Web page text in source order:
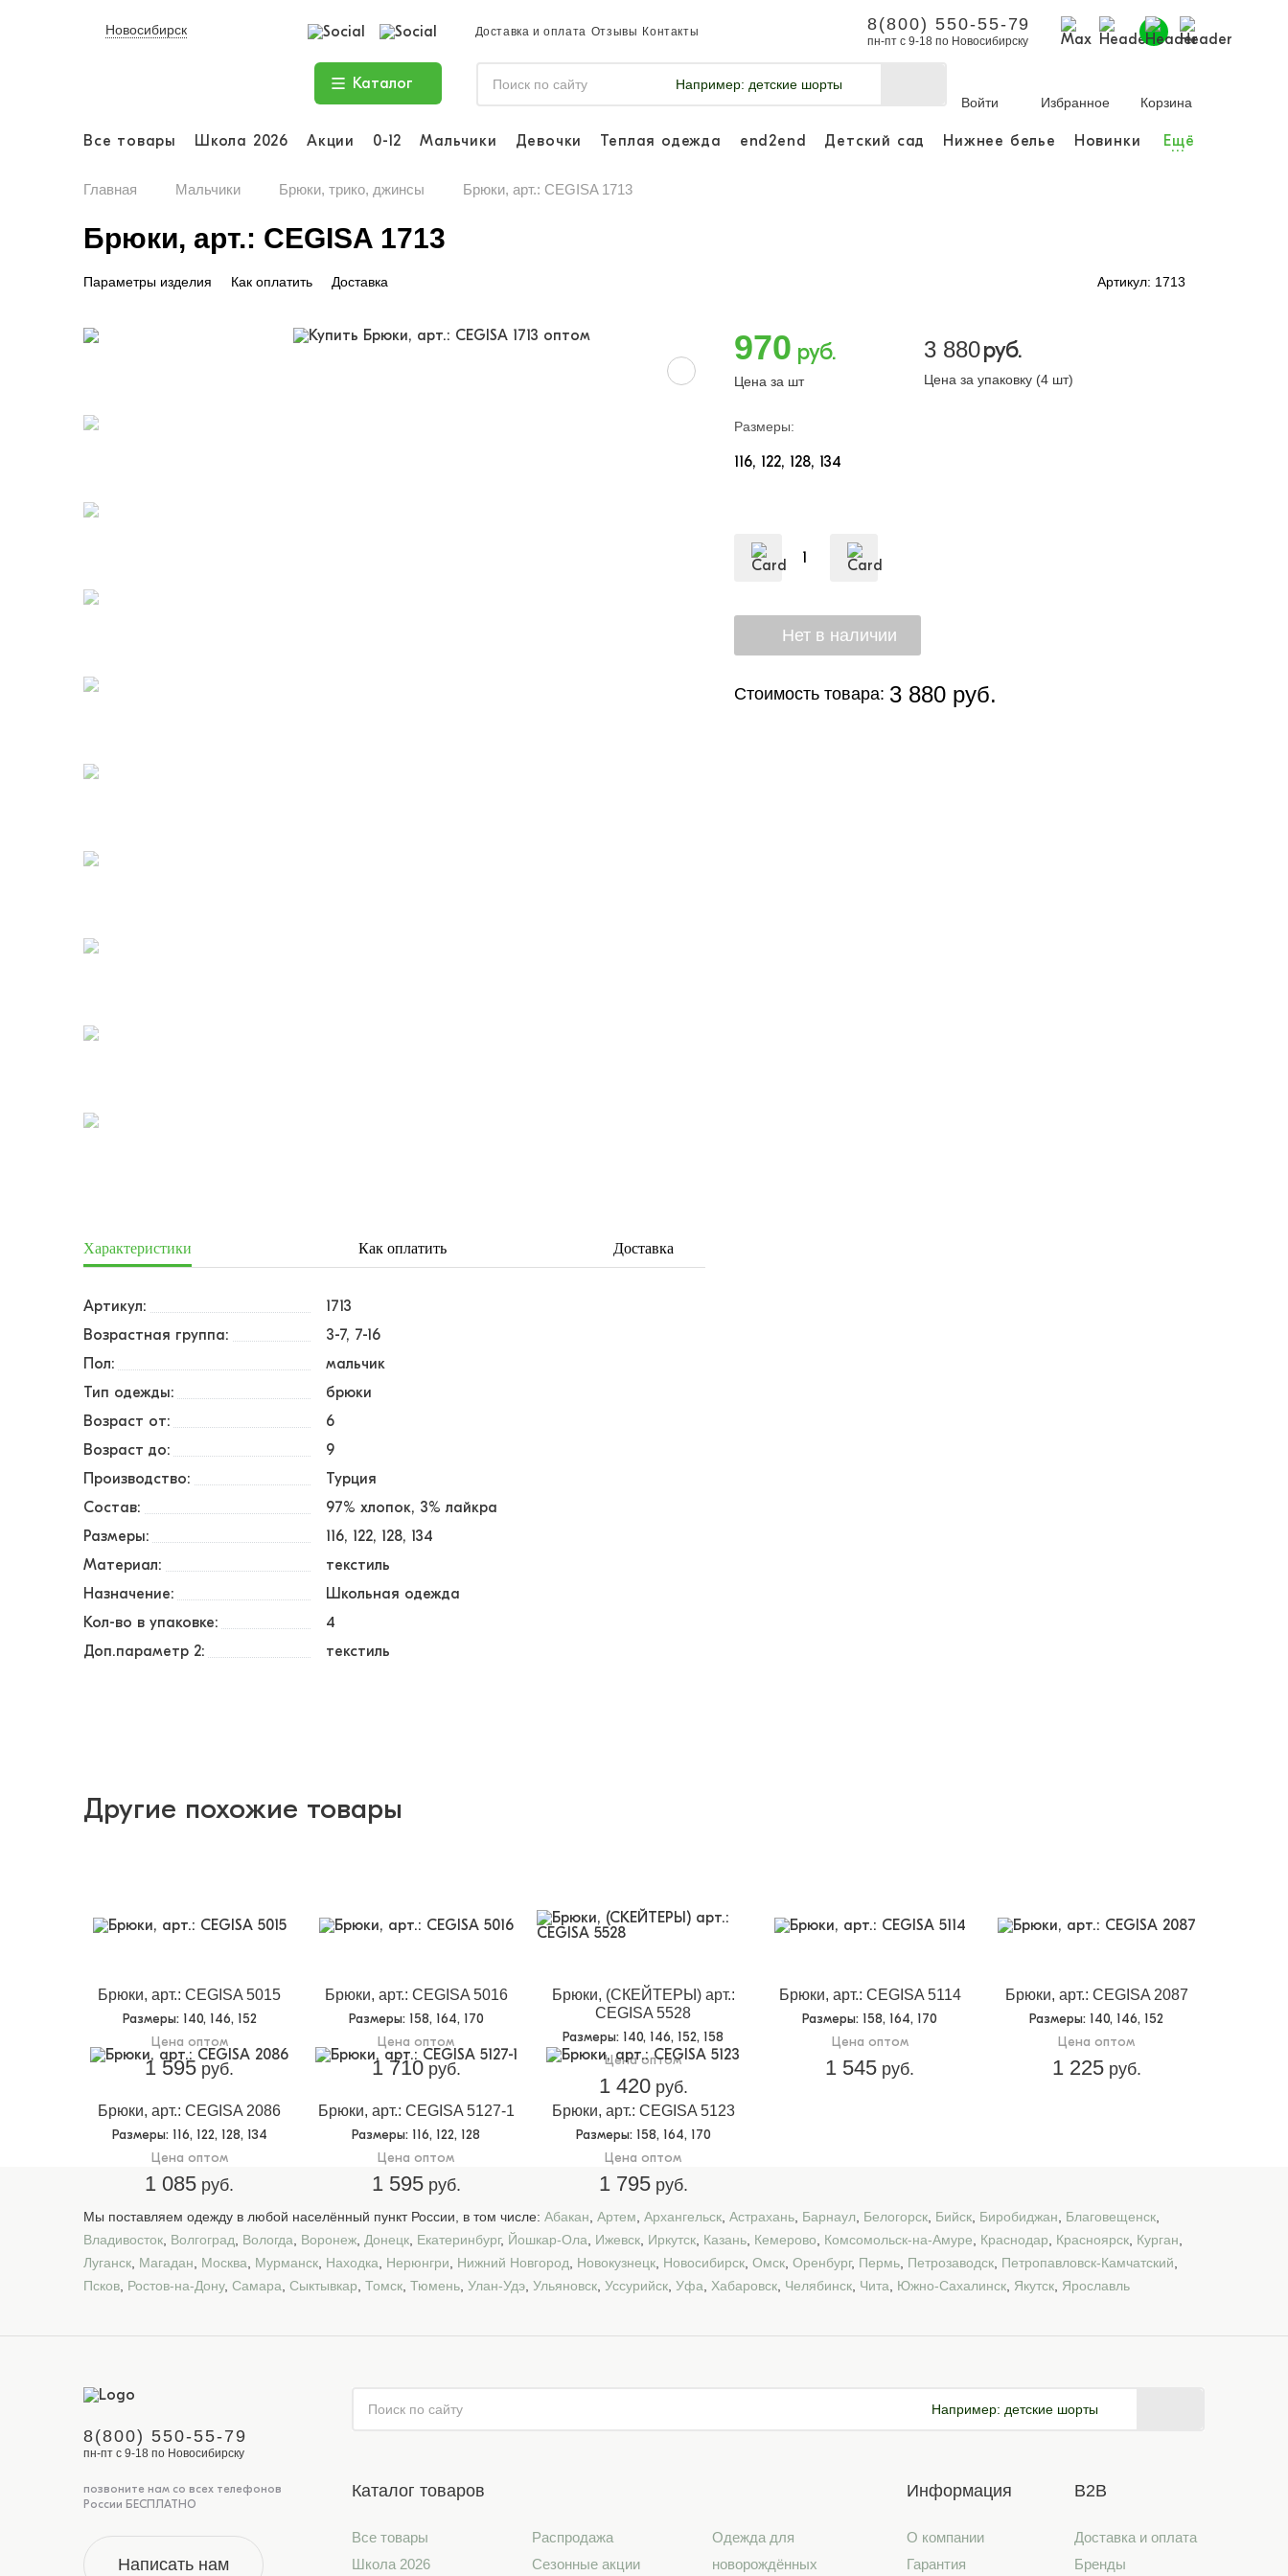
Новосибирск Доставка и оплата Отзывы Контакты 8(800) 550-55-79
пн-пт с 9-18 по Новосибирску
Каталог Например: детские шорты
Войти
Избранное Корзина
Все товары Школа 2026 Акции 0-12 Мальчики Девочки Теплая одежда end2end Детский сад Нижнее белье Новинки Ещё
...
Главная Мальчики Брюки, трико, джинсы Брюки, арт.: CEGISA 1713
Брюки, арт.: CEGISA 1713
Параметры изделия Как оплатить Доставка Артикул: 1713
970 руб.
Цена за шт
3 880руб.
Цена за упаковку (4 шт)
Размеры:
116 122 128 134
Стоимость товара: 3 880 руб.
Характеристики Как оплатить Доставка
Артикул:
1713
Возрастная группа:
3-7, 7-16
Пол:
мальчик
Тип одежды:
брюки
Возраст от:
6
Возраст до:
9
Производство:
Турция
Состав:
97% хлопок, 3% лайкра
Размеры:
116 122 128 134
Материал:
текстиль
Назначение:
Школьная одежда
Кол-во в упаковке:
4
Доп.параметр 2:
текстиль
Другие похожие товары
Брюки, арт.: CEGISA 5015
Размеры: 140, 146, 152
Цена оптом
1 595 руб.
Брюки, арт.: CEGISA 5016
Размеры: 158, 164, 170
Цена оптом
1 710руб.
Брюки, (СКЕЙТЕРЫ) арт.:
CEGISA 5528
Размеры: 140, 146, 152, 158
Цена оптом
1 420руб.
Брюки, арт.: CEGISA 5114
Размеры: 158, 164, 170
Цена оптом
1 545 руб.
Брюки, арт.: CEGISA 2087
Размеры: 140, 146, 152
Цена оптом
1 225руб.
Брюки, арт.: CEGISA 2086
Размеры: 116, 122, 128, 134
Цена оптом
1 085 руб.
Брюки, арт.: CEGISA 5127-1
Размеры: 116, 122, 128
Цена оптом
1 595руб.
Брюки, арт.: CEGISA 5123
Размеры: 158, 164, 170
Цена оптом
1 795руб.
Мы поставляем одежду в любой населённый пункт России, в том числе: Абакан Артем Архангельск Астрахань Барнаул Белогорск Бийск Биробиджан Благовещенск
Владивосток Волгоград Вологда Воронеж Донецк Екатеринбург, Йошкар-Ола Ижевск Иркутск Казань Кемерово Комсомольск-на-Амуре Краснодар Красноярск Курган
Луганск Магадан Москва Мурманск Находка Нерюнгри Нижний Новгород Новокузнецк Новосибирск Омск Оренбург, Пермь Петрозаводск Петропавловск-Камчатский
Псков Ростов-на-Дону, Самара Сыктывкар Томск Тюмень Улан-Удэ Ульяновск Уссурийск Уфа Хабаровск Челябинск Чита Южно-Сахалинск Якутск Ярославль
8(800) 550-55-79
пн-пт с 9-18 по Новосибирску
позвоните нам со всех телефонов
России БЕСПЛАТНО
Написать нам
Например: детские шорты
Каталог товаров
Все товары
Школа 2026
Распродажа
Сезонные акции
Одежда для
новорождённых
Информация
О компании
Гарантия
B2B
Доставка и оплата
Бренды